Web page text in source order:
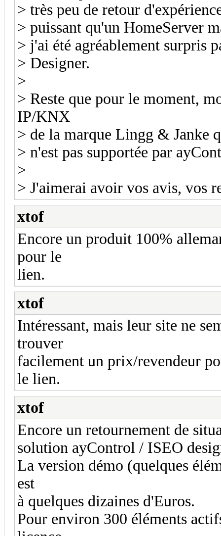
> très peu de retour
> puissant qu'un HomeServer
> j'ai été agréablement surpris
> Designer.
>
> Reste que pour le moment,
IP/KNX
> de la marque Lingg & Janke
> n'est pas supportée par
>
> J'aimerai avoir vos avis, vos
xtof
Encore un produit 100%
pour le
lien.
xtof
Intéressant, mais leur site ne
trouver
facilement un prix/revendeur
le lien.
xtof
Encore un retournement de
solution ayControl / ISEO
La version démo (quelques
est
à quelques dizaines d'Euros.
Pour environ 300 éléments